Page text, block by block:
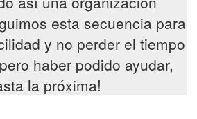
esta secuencia para
y no perder el tiempo
haber podido ayudar,
la próxima!